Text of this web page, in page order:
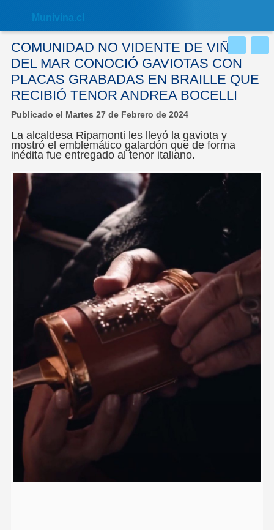
web
incluye
sistema
accesibilidad.
Munivina.cl
COMUNIDAD NO VIDENTE DE VIÑA
DEL MAR CONOCIÓ GAVIOTAS CON
PLACAS GRABADAS EN BRAILLE QUE
RECIBIÓ TENOR ANDREA BOCELLI
Publicado el Martes 27 de Febrero de 2024
La alcaldesa Ripamonti les llevó la gaviota y
mostró el emblemático galardón que de forma
inédita fue entregado al tenor italiano.